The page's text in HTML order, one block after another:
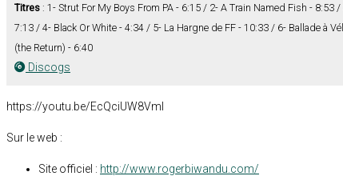
Titres : 1- Strut For My Boys From PA - 6:15 / 2- A Train Named Fish - 8:53
7:13 / 4- Black Or White - 4:34 / 5- La Hargne de FF - 10:33 / 6- Ballade à
(the Return) - 6:40
Discogs
https://youtu.be/EcQciUW8VmI
Sur le web :
Site officiel : http://www.rogerbiwandu.com/